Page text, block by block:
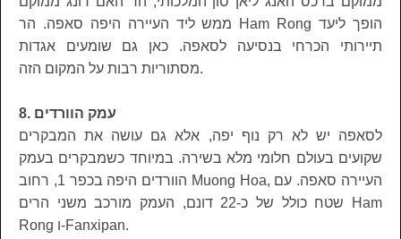
ממש ליד העיירה היפה סאפה. הר Ham Rong הופך ליעד
תיירותי הכרחי בנסיעה לסאפה. כאן גם שומעים אגדות
מסתוריות רבות על המקום הזה.
8. עמק הוורדים
לסאפה יש לא רק נוף יפה, אלא גם עושה את המבקרים
שקועים בעולם חלומי מלא בשירה. במיוחד כשמבקרים בעמק
הוורדים היפה בכפר 1, רחוב Muong Hoa, העיירה סאפה. עם
שטח כולל של כ-22 דונם, העמק מורכב משני הרים Ham
Rong ו-Fanxipan.